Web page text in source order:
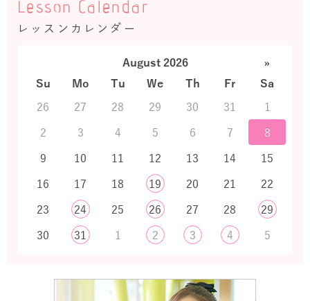
Lesson Calendar
レッスンカレンダー
August 2026
»
Su
Mo Tu We Th Fr
Sa
26
27 28 29 30 31
1
2
3 4 5 6 7
8
9
10 11 12 13 14
15
16
17 18 19 20 21
22
23
24 25 26 27 28
29
30
31 1 2 3 4 5